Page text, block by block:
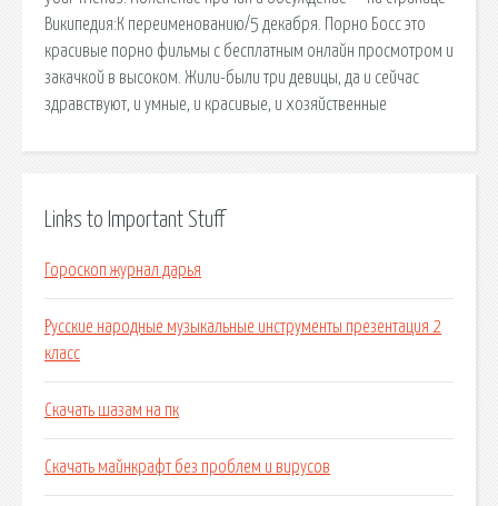
Википедия:К переименованию/5 декабря. Порно Босс это
красивые порно фильмы с бесплатным онлайн просмотром и
закачкой в высоком. Жили-были три девицы, да и сейчас
здравствуют, и умные, и красивые, и хозяйственные
Links to Important Stuff
Гороскоп журнал дарья
Русские народные музыкальные инструменты презентация 2
класс
Скачать шазам на пк
Скачать майнкрафт без проблем и вирусов